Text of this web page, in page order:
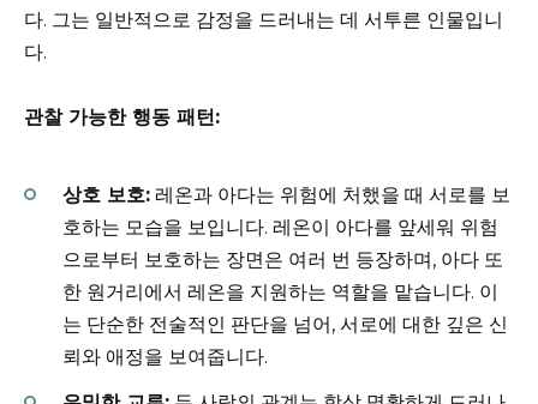
다. 그는 일반적으로 감정을 드러내는 데 서투른 인물입니
다.
관찰 가능한 행동 패턴:
상호 보호: 레온과 아다는 위험에 처했을 때 서로를 보
호하는 모습을 보입니다. 레온이 아다를 앞세워 위험
으로부터 보호하는 장면은 여러 번 등장하며, 아다 또
한 원거리에서 레온을 지원하는 역할을 맡습니다. 이
는 단순한 전술적인 판단을 넘어, 서로에 대한 깊은 신
뢰와 애정을 보여줍니다.